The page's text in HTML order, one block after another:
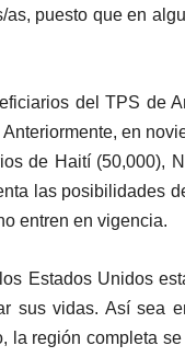
puesto que en
del TPS de
en
de Haití (50,000),
las posibilidades
entren en vigencia.
Estados Unidos
sus vidas. Así sea
la región completa